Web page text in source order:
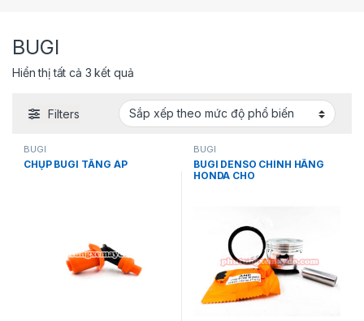
BUGI
Hiển thị tất cả 3 kết quảĐã sắp xếp theo mức độ phổ biến
Filters
BUGI
CHỤP BUGI TĂNG ÁP
BUGI
BUGI DENSO CHÍNH HÃNG
HONDA CHO